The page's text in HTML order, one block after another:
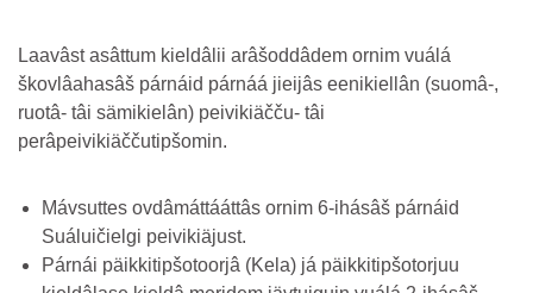
Laavâst asâttum kieldâlii arâšoddâdem ornim vuálá
škovlâahasâš párnáid párnáá jieijâs eenikiellân (suomâ-,
ruotâ- tâi sämikielân) peivikiäčču- tâi
perâpeivikiäččutipšomin.
Mávsuttes ovdâmáttááttâs ornim 6-ihásâš párnáid
Suáluičielgi peivikiäjust.
Párnái päikkitipšotoorjâ (Kela) já päikkitipšotorjuu